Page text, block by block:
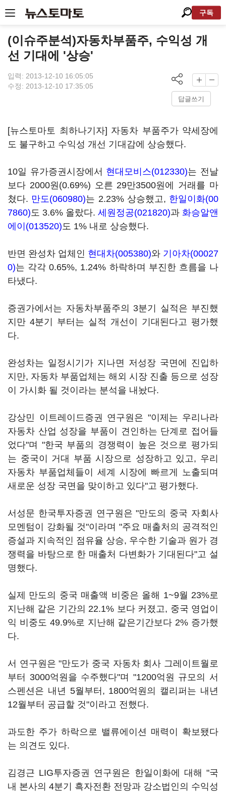
구독
(이슈주분석)자동차부품주, 수익성 개
선 기대에 '상승'
입력: 2013-12-10 16:05:05
수정: 2013-12-10 17:35:05
답글쓰기
[뉴스토마토 최하나기자] 자동차 부품주가 약세장에
도 불구하고 수익성 개선 기대감에 상승했다.
10일 유가증권시장에서 현대모비스(012330)는 전날
보다 2000원(0.69%) 오른 29만3500원에 거래를 마
쳤다. 만도(060980)는 2.23% 상승했고, 한일이화(00
7860)도 3.6% 올랐다. 세원정공(021820)과 화승알앤
에이(013520)도 1% 내로 상승했다.
반면 완성차 업체인 현대차(005380)와 기아차(00027
0)는 각각 0.65%, 1.24% 하락하며 부진한 흐름을 나
타냈다.
증권가에서는 자동차부품주의 3분기 실적은 부진했
지만 4분기 부터는 실적 개선이 기대된다고 평가했
다.
완성차는 일정시기가 지나면 저성장 국면에 진입하
지만, 자동차 부품업체는 해외 시장 진출 등으로 성장
이 가시화 될 것이라는 분석을 내놨다.
강상민 이트레이드증권 연구원은 "이제는 우리나라
자동차 산업 성장을 부품이 견인하는 단계로 접어들
었다"며 "한국 부품의 경쟁력이 높은 것으로 평가되
는 중국이 거대 부품 시장으로 성장하고 있고, 우리
자동차 부품업체들이 세계 시장에 빠르게 노출되며
새로운 성장 국면을 맞이하고 있다"고 평가했다.
서성문 한국투자증권 연구원은 "만도의 중국 자회사
모멘텀이 강화될 것"이라며 "주요 매출처의 공격적인
증설과 지속적인 점유율 상승, 우수한 기술과 원가 경
쟁력을 바탕으로 한 매출처 다변화가 기대된다"고 설
명했다.
실제 만도의 중국 매출액 비중은 올해 1~9월 23%로
지난해 같은 기간의 22.1% 보다 커졌고, 중국 영업이
익 비중도 49.9%로 지난해 같은기간보다 2% 증가했
다.
서 연구원은 "만도가 중국 자동차 회사 그레이트월로
부터 3000억원을 수주했다"며 "1200억원 규모의 서
스펜션은 내년 5월부터, 1800억원의 캘리퍼는 내년
12월부터 공급할 것"이라고 전했다.
과도한 주가 하락으로 밸류에이션 매력이 확보됐다
는 의견도 있다.
김경근 LIG투자증권 연구원은 한일이화에 대해 "국
내 본사의 4분기 흑자전환 전망과 강소법인의 수익성